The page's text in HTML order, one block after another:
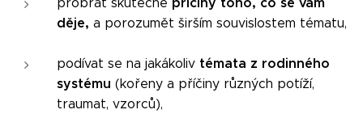
děje, a porozumět širším souvislostem tématu,
podívat se na jakákoliv témata z rodinného
systému (kořeny a příčiny různých potíží,
traumat, vzorců),